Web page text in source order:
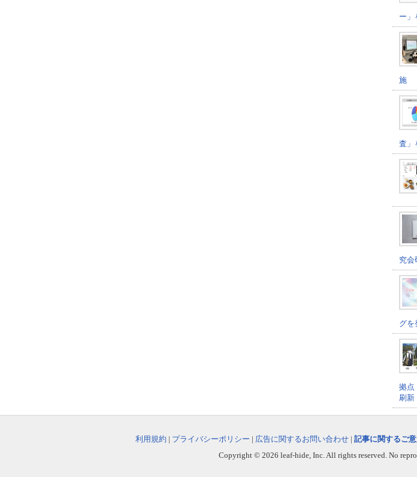
ー」
施
査」
究会
グを
拠点
刷新
利用規約 | プライバシーポリシー | 広告に関するお問い合わせ | 記事に関するご
Copyright © 2026 leaf-hide, Inc. All rights reserved. No